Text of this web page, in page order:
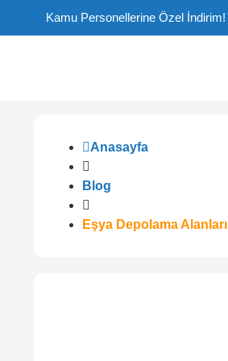
Kamu Personellerine Özel İndirim!
Anasayfa
Blog
Eşya Depolama Alanları